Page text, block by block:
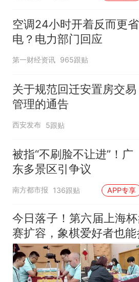
空调24小时开着反而更省
电？电力部门回应
第一财经资讯 965跟贴
关于规范回迁安置房交易
管理的通告
西安发布 5跟贴
被指“不刷脸不让进”！广
东多景区引争议
南方都市报 136跟贴 APP专享
今日落子！第六届上海
赛扩容，象棋爱好者也